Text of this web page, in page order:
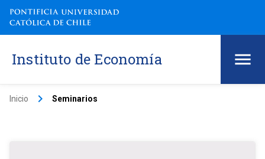
Instituto de Economía
Inicio keyboard_arrow_right Seminarios